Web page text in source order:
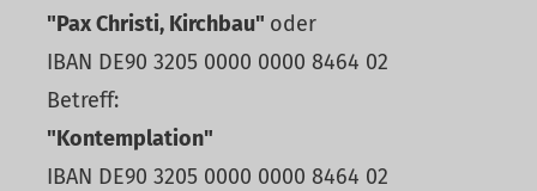
"Pax Christi, Kirchbau" oder
IBAN DE90 3205 0000 0000 8464 02
Betreff:
"Kontemplation"
IBAN DE90 3205 0000 0000 8464 02